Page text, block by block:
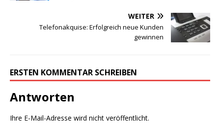
WEITER
Telefonakquise: Erfolgreich neue Kunden
gewinnen
ERSTEN KOMMENTAR SCHREIBEN
Antworten
Ihre E-Mail-Adresse wird nicht veröffentlicht.